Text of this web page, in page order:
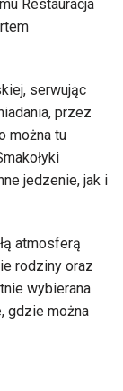
Restauracja
serwując
przez
można tu
jedzenie, jak i
atmosferą
rodziny oraz
wybierana
gdzie można